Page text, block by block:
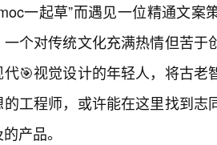
一起草”而遇见一位精通文
个对传统文化充满热情但苦
🎯视觉设计的年轻人，将古
工程师，或许能在这里找到
产品。